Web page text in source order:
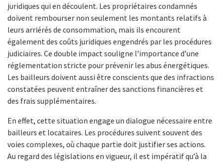
juridiques qui en découlent. Les propriétaires condamnés
doivent rembourser non seulement les montants relatifs à
leurs arriérés de consommation, mais ils encourent
également des coûts juridiques engendrés par les procédures
judiciaires. Ce double impact souligne l’importance d’une
réglementation stricte pour prévenir les abus énergétiques.
Les bailleurs doivent aussi être conscients que des infractions
constatées peuvent entraîner des sanctions financières et
des frais supplémentaires.
En effet, cette situation engage un dialogue nécessaire entre
bailleurs et locataires. Les procédures suivent souvent des
voies complexes, où chaque partie doit justifier ses actions.
Au regard des législations en vigueur, il est impératif qu’à la